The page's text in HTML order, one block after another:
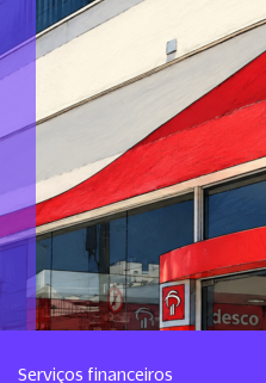
Serviços financeiros